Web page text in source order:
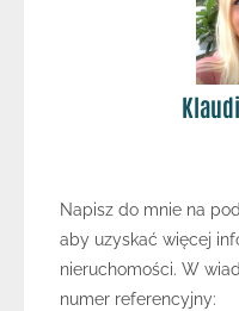
Napisz do mnie na
aby uzyskać więcej
nieruchomości. W
numer referencyjny: